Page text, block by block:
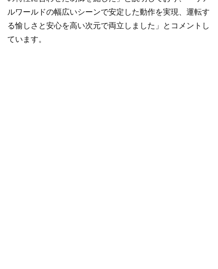
ルワールドの幅広いシーンで安定した動作を実現、運転す
る愉しさと安心を高い次元で両立しました」とコメントし
ています。